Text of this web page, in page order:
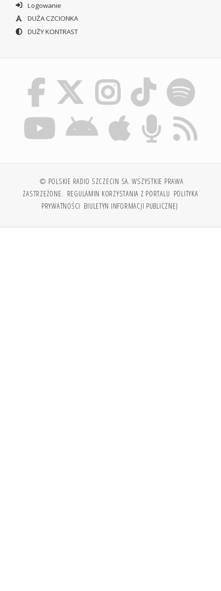
Logowanie
DUŻA CZCIONKA
DUŻY KONTRAST
© POLSKIE RADIO SZCZECIN SA. WSZYSTKIE PRAWA
ZASTRZEŻONE. REGULAMIN KORZYSTANIA Z PORTALU POLITYKA
PRYWATNOŚCI BIULETYN INFORMACJI PUBLICZNEJ